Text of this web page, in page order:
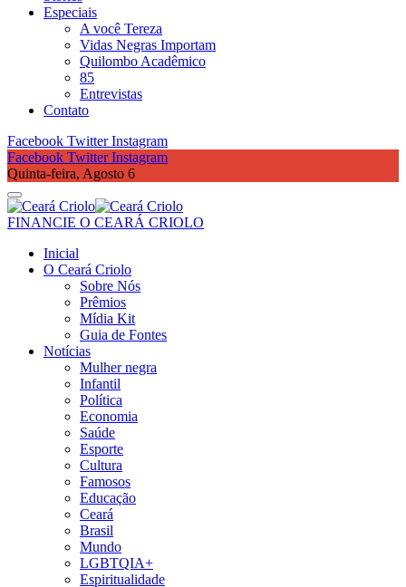
Especiais
A você Tereza
Vidas Negras Importam
Quilombo Acadêmico
85
Entrevistas
Contato
Facebook Twitter Instagram
Facebook Twitter Instagram
Quinta-feira, Agosto 6
FINANCIE O CEARÁ CRIOLO
Inicial
O Ceará Criolo
Sobre Nós
Prêmios
Mídia Kit
Guia de Fontes
Notícias
Mulher negra
Infantil
Política
Economia
Saúde
Esporte
Cultura
Famosos
Educação
Ceará
Brasil
Mundo
LGBTQIA+
Espiritualidade